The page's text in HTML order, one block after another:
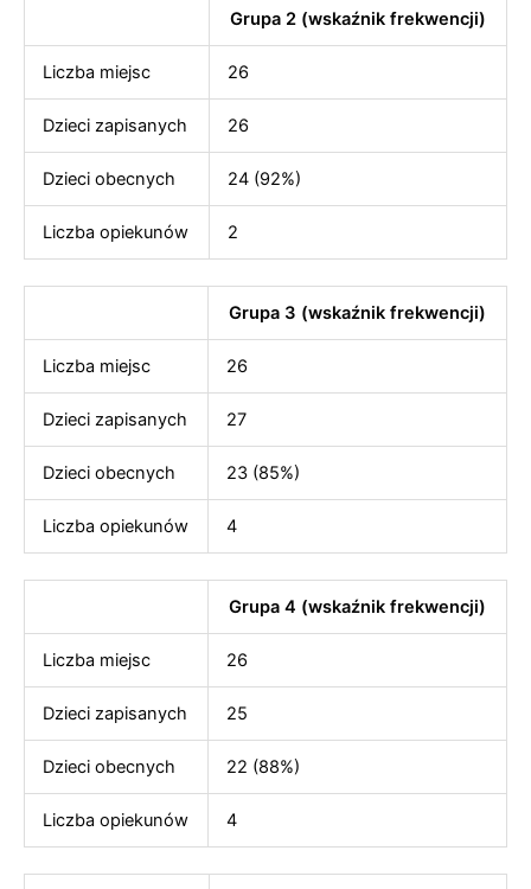
Grupa 2 (wskaźnik frekwencji)
Liczba miejsc 26
Dzieci zapisanych 26
Dzieci obecnych 24 (92%)
Liczba opiekunów 2
Grupa 3 (wskaźnik frekwencji)
Liczba miejsc 26
Dzieci zapisanych 27
Dzieci obecnych 23 (85%)
Liczba opiekunów 4
Grupa 4 (wskaźnik frekwencji)
Liczba miejsc 26
Dzieci zapisanych 25
Dzieci obecnych 22 (88%)
Liczba opiekunów 4